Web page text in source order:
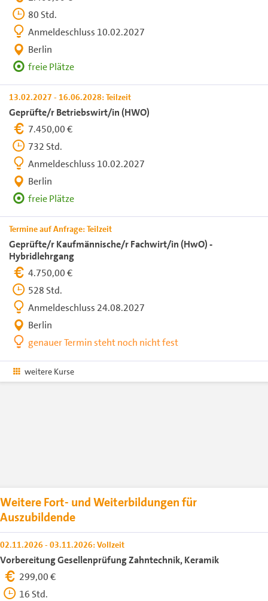
80 Std.
Anmeldeschluss 10.02.2027
Berlin
freie Plätze
13.02.2027 - 16.06.2028: Teilzeit
Geprüfte/r Betriebswirt/in (HWO)
7.450,00 €
732 Std.
Anmeldeschluss 10.02.2027
Berlin
freie Plätze
Termine auf Anfrage: Teilzeit
Geprüfte/r Kaufmännische/r Fachwirt/in (HwO) -
Hybridlehrgang
4.750,00 €
528 Std.
Anmeldeschluss 24.08.2027
Berlin
genauer Termin steht noch nicht fest
weitere Kurse
Weitere Fort- und Weiterbildungen für
Auszubildende
02.11.2026 - 03.11.2026: Vollzeit
Vorbereitung Gesellenprüfung Zahntechnik, Keramik
299,00 €
16 Std.